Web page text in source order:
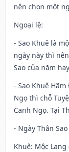
nên chọn một
Ngoại lệ:
- Sao Khuê là
ngày này thì
Sao của năm
- Sao Khuê
Ngọ thì chỗ
Canh Ngọ. Tại
- Ngày Thân
Khuê: Mộc